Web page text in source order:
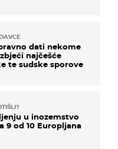
dati nekome
najčešće
te sudske sporove
u inozemstvo
9 od 10 Europljana